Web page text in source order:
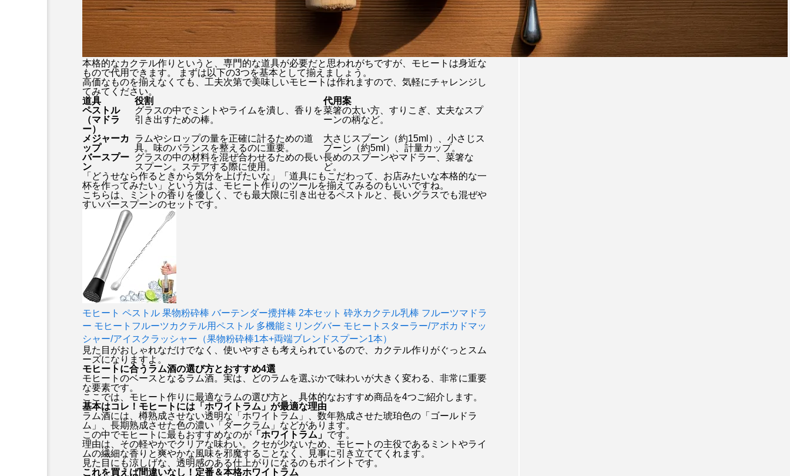
本格的なカクテル作りというと、専門的な道具が必要だと思われがちですが、モヒートは身近な
もので代用できます。 まずは以下の3つを基本として揃えましょう。
高価なものを揃えなくても、工夫次第で美味しいモヒートは作れますので、気軽にチャレンジし
てみてください。
道具
役割
代用案
ペストル
（マドラ
ー）
グラスの中でミントやライムを潰し、香りを
引き出すための棒。
菜箸の太い方、すりこぎ、丈夫なスプ
ーンの柄など。
メジャーカ
ップ
ラムやシロップの量を正確に計るための道
具。味のバランスを整えるのに重要。
大さじスプーン（約15ml）、小さじス
プーン（約5ml）、計量カップ。
バースプー
ン
グラスの中の材料を混ぜ合わせるための長い
スプーン。ステアする際に使用。
長めのスプーンやマドラー、菜箸な
ど。
「どうせなら作るときから気分を上げたいな」「道具にもこだわって、お店みたいな本格的な一
杯を作ってみたい」という方は、モヒート作りのツールを揃えてみるのもいいですね。
こちらは、ミントの香りを優しく、でも最大限に引き出せるペストルと、長いグラスでも混ぜや
すいバースプーンのセットです。
モヒート ペストル 果物粉砕棒 バーテンダー攪拌棒 2本セット 砕氷カクテル乳棒 フルーツマドラ
ー モヒートフルーツカクテル用ペストル 多機能ミリングバー モヒートスターラー/アボカドマッ
シャー/アイスクラッシャー（果物粉砕棒1本+両端ブレンドスプーン1本）
見た目がおしゃれなだけでなく、使いやすさも考えられているので、カクテル作りがぐっとスム
ーズになりますよ。
モヒートに合うラム酒の選び方とおすすめ4選
モヒートのベースとなるラム酒。実は、どのラムを選ぶかで味わいが大きく変わる、非常に重要
な要素です。
ここでは、モヒート作りに最適なラムの選び方と、具体的なおすすめ商品を4つご紹介します。
基本はコレ！モヒートには「ホワイトラム」が最適な理由
ラム酒には、樽熟成させない透明な「ホワイトラム」、数年熟成させた琥珀色の「ゴールドラ
ム」、長期熟成させた色の濃い「ダークラム」などがあります。
この中でモヒートに最もおすすめなのが 「ホワイトラム」 です。
理由は、その軽やかでクリアな味わい。クセが少ないため、モヒートの主役であるミントやライ
ムの繊細な香りと爽やかな風味を邪魔することなく、見事に引き立ててくれます。
見た目にも涼しげな、透明感のある仕上がりになるのもポイントです。
これを買えば間違いなし！定番＆本格ホワイトラム